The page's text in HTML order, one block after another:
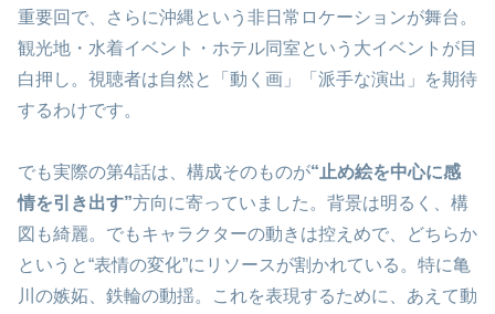
重要回で、さらに沖縄という非日常ロケーションが舞台。
観光地・水着イベント・ホテル同室という大イベントが目
白押し。視聴者は自然と「動く画」「派手な演出」を期待
するわけです。
でも実際の第4話は、構成そのものが“止め絵を中心に感
情を引き出す”方向に寄っていました。背景は明るく、構
図も綺麗。でもキャラクターの動きは控えめで、どちらか
というと“表情の変化”にリソースが割かれている。特に亀
川の嫉妬、鉄輪の動揺。これを表現するために、あえて動